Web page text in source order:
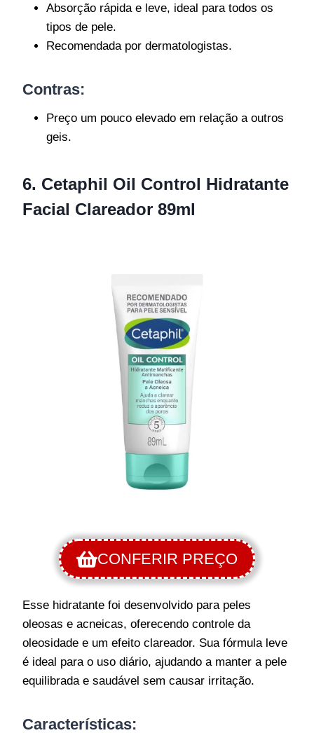
Absorção rápida e leve, ideal para todos os
tipos de pele.
Recomendada por dermatologistas.
Contras:
Preço um pouco elevado em relação a outros
geis.
6. Cetaphil Oil Control Hidratante
Facial Clareador 89ml
CONFERIR PREÇO
Esse hidratante foi desenvolvido para peles
oleosas e acneicas, oferecendo controle da
oleosidade e um efeito clareador. Sua fórmula leve
é ideal para o uso diário, ajudando a manter a pele
equilibrada e saudável sem causar irritação.
Características: